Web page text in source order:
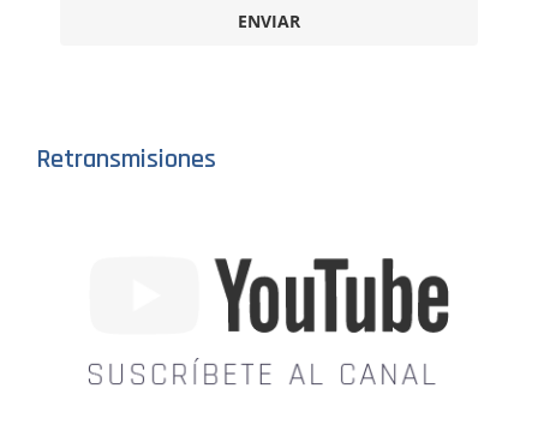
ENVIAR
Retransmisiones